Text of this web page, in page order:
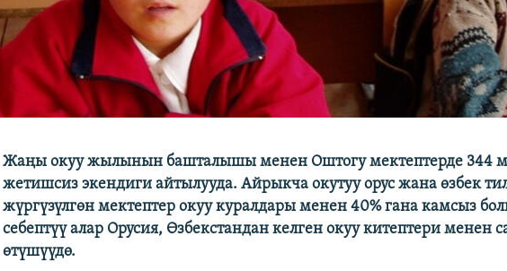
Жаңы окуу жылынын башталышы менен Оштогу мектептерде 344
жетишсиз экендиги айтылууда. Айрыкча окутуу орус жана өзбек
жүргүзүлгөн мектептер окуу куралдары менен 40% гана камсыз
себептүү алар Орусия, Өзбекстандан келген окуу китептери менен
өтүшүүдө.